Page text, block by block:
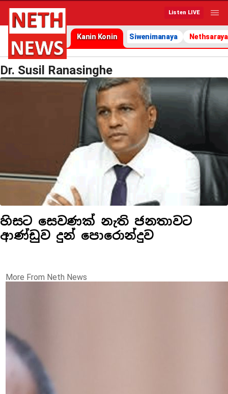
Listen LIVE
Kanin Konin Siwenimanaya Nethsaraya
Dr. Susil Ranasinghe
හිසට සෙවණක් නැති ජනතාවට
ආණ්ඩුව දුන් පොරොන්දුව
More From Neth News